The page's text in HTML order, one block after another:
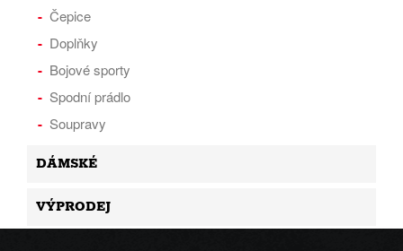
Čepice
Doplňky
Bojové sporty
Spodní prádlo
Soupravy
DÁMSKÉ
VÝPRODEJ